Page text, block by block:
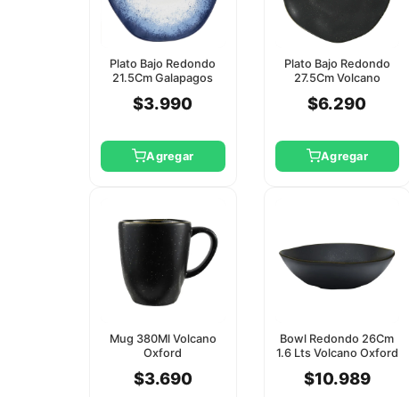
Plato Bajo Redondo
21.5Cm Galapagos
$3.990
Agregar
Plato Bajo Redondo
27.5Cm Volcano
$6.290
Agregar
Mug 380Ml Volcano
Oxford
$3.690
Bowl Redondo 26Cm
1.6 Lts Volcano Oxford
$10.989